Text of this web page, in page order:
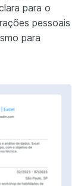
para o
pessoais
para